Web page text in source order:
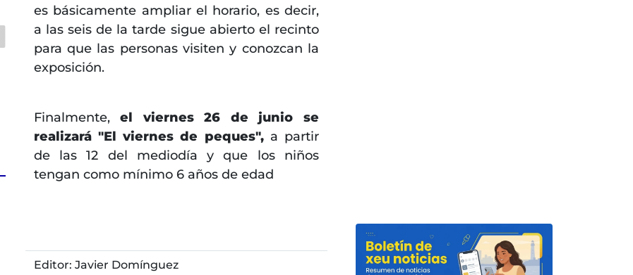
es básicamente ampliar el horario, es decir,
a las seis de la tarde sigue abierto el recinto
para que las personas visiten y conozcan la
exposición.
Finalmente,el viernes 26 de junio se
realizará "El viernes de peques", a partir
de las 12 del mediodía y que los niños
tengan como mínimo 6 años de edad
Editor: Javier Domínguez